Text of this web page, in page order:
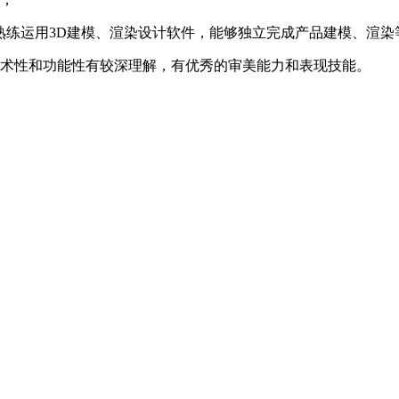
运用3D建模、渲染设计软件，能够独立完成产品建模、渲染
和功能性有较深理解，有优秀的审美能力和表现技能。